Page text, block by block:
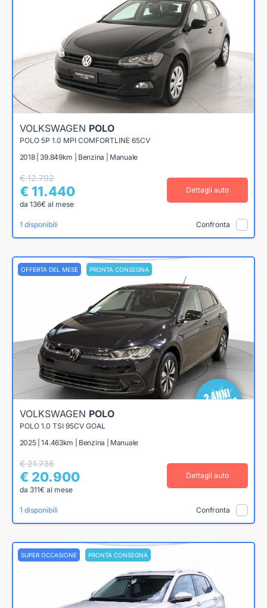
VOLKSWAGEN POLO
POLO 5P 1.0 MPI COMFORTLINE 65CV
2018 | 39.849km | Benzina | Manuale
€ 12.792
€ 11.440
da 136€ al mese
Dettagli auto
1 disponibili Confronta
OFFERTA DEL MESE PRONTA CONSEGNA
VOLKSWAGEN POLO
POLO 1.0 TSI 95CV GOAL
2025 | 14.463km | Benzina | Manuale
€ 21.736
€ 20.900
da 311€ al mese
Dettagli auto
1 disponibili Confronta
SUPER OCCASIONE PRONTA CONSEGNA